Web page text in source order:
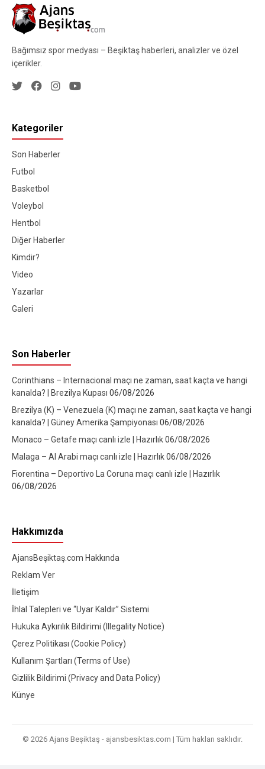
Bağımsız spor medyası – Beşiktaş haberleri, analizler ve özel
içerikler.
Kategoriler
Son Haberler
Futbol
Basketbol
Voleybol
Hentbol
Diğer Haberler
Kimdir?
Video
Yazarlar
Galeri
Son Haberler
Corinthians – Internacional maçı ne zaman, saat kaçta ve hangi
kanalda? | Brezilya Kupası 06/08/2026
Brezilya (K) – Venezuela (K) maçı ne zaman, saat kaçta ve hangi
kanalda? | Güney Amerika Şampiyonası 06/08/2026
Monaco – Getafe maçı canlı izle | Hazırlık06/08/2026
Malaga – Al Arabi maçı canlı izle | Hazırlık06/08/2026
Fiorentina – Deportivo La Coruna maçı canlı izle | Hazırlık
06/08/2026
Hakkımızda
AjansBeşiktaş.com Hakkında
Reklam Ver
İletişim
İhlal Talepleri ve “Uyar Kaldır” Sistemi
Hukuka Aykırılık Bildirimi (Illegality Notice)
Çerez Politikası (Cookie Policy)
Kullanım Şartları (Terms of Use)
Gizlilik Bildirimi (Privacy and Data Policy)
Künye
© 2026 Ajans Beşiktaş - ajansbesiktas.com | Tüm hakları saklıdır.